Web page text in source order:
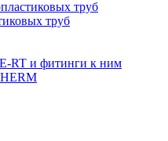
труб
труб
RT и фитинги к ним